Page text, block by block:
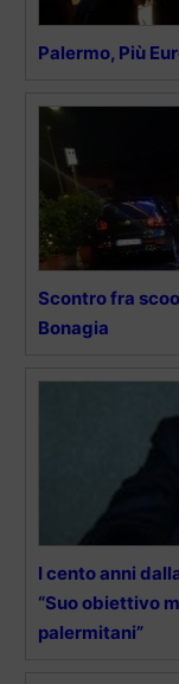
Palermo, Più
Scontro fra
Bonagia
I cento anni
“Suo obiettivo
palermitani”